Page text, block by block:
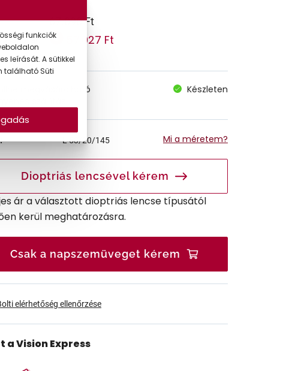
67.090 Ft
ár: 57.027 Ft
megvásárolható
Készleten
L53/20/145 Mi a méretem?
Dioptriás lencsével kérem
ár a választott dioptriás lencse típusától
kerül meghatározásra.
Csak a napszemüveget kérem
elérhetőség ellenőrzése
a Vision Express
funkciók
leírását. A sütikkel
található Süti